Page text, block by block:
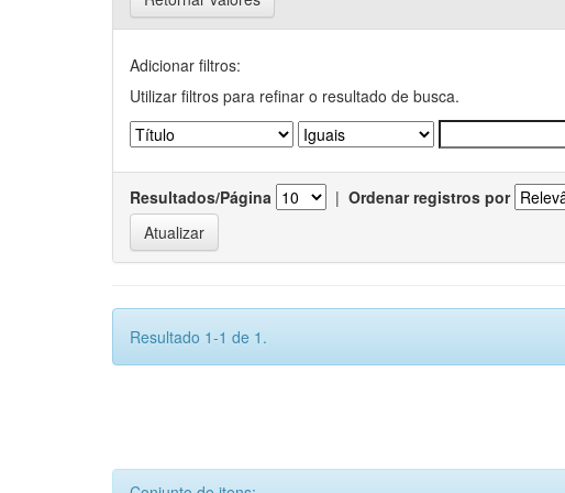
Adicionar filtros:
Utilizar filtros para refinar o resultado de busca.
Resultados/Página | Ordenar registros por
Resultado 1-1 de 1.